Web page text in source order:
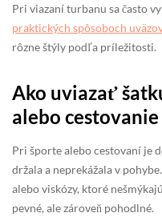
Pri viazaní turbanu sa často
praktických spôsoboch
rôzne štýly podľa príležitosti.
Ako uviazať
alebo cestovanie
Pri športe alebo cestovaní je
držala a neprekážala v
alebo viskózy, ktoré
pevné, ale zároveň pohodlné.